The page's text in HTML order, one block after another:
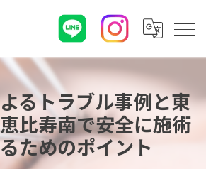
るトラブル事例と東
比寿南で安全に施術
ためのポイント